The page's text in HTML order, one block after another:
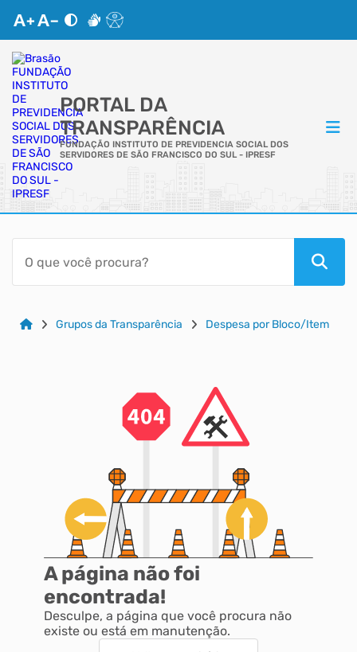
PORTAL DA
TRANSPARÊNCIA
FUNDAÇÃO INSTITUTO DE PREVIDENCIA SOCIAL DOS
SERVIDORES DE SÃO FRANCISCO DO SUL - IPRESF
ACESSO RÁPIDO
Acessibilidade
CidadãoGrupos da Transparência Despesa por Bloco/Item
A página não foi
encontrada!
Desculpe, a página que você procura não
existe ou está em manutenção.